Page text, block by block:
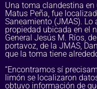
Una toma clandestina
Matus Peña, fue
Saneamiento (JMAS). Lo
propiedad ubicada en el
General Jesús M. Ríos,
portavoz, de la JMAS,
que la toma tiene
“Encontramos sí
limón se localizaron
obtuvo información de